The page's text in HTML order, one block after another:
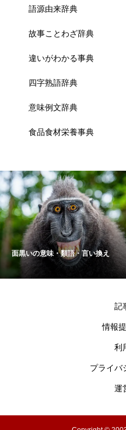
語源由来辞典
故事ことわざ辞典
違いがわかる事典
四字熟語辞典
意味例文辞典
食品食材栄養事典
面黒いの意味・類語・言い換え
記
情報
利
プライバ
運